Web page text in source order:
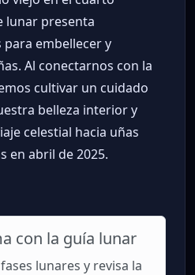
lunar presenta
embellecer y
Al conectarnos con la
cultivar un cuidado
belleza interior y
celestial hacia uñas
en abril de 2025.
con la guía lunar
lunares y revisa la